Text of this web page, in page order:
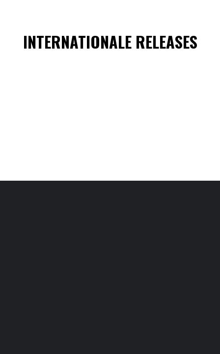
INTERNATIONALE RELEASES